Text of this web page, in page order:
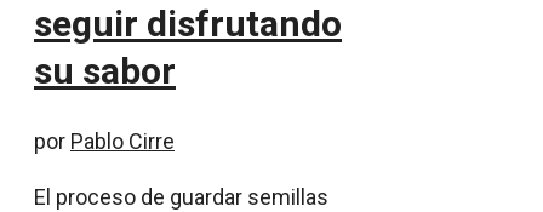
seguir disfrutando
su sabor
por Pablo Cirre
El proceso de guardar semillas